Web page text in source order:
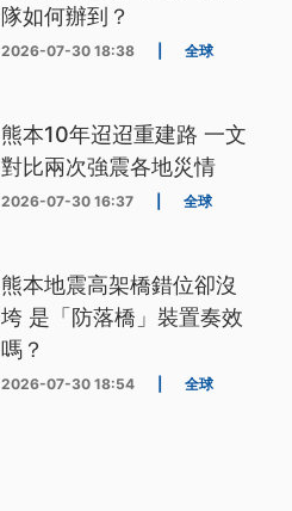
隊如何辦到？
2026-07-30 18:38 全球
熊本10年迢迢重建路 一文
對比兩次強震各地災情
2026-07-30 16:37 全球
熊本地震高架橋錯位卻沒
垮 是「防落橋」裝置奏效
嗎？
2026-07-30 18:54 全球